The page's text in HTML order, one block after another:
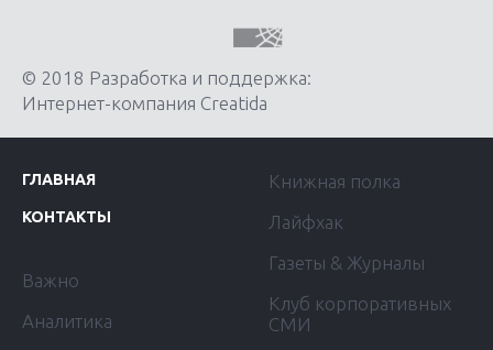
© 2018 Разработка и поддержка:
Интернет-компания Creatida
ГЛАВНАЯ
КОНТАКТЫ
Важно
Аналитика
Книжная полка
Лайфхак
Газеты & Журналы
Клуб корпоративных
СМИ